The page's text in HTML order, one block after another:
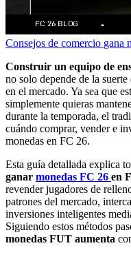
Consejos de comercio gana
Construir un equipo de
no solo depende de la
en el mercado. Ya sea que
simplemente quieras
durante la temporada, el
cuándo comprar, vender e
monedas en FC 26.
Esta guía detallada explica
ganar monedas FC 26 en
revender jugadores de
patrones del mercado,
inversiones inteligentes
Siguiendo estos métodos
monedas FUT aumenta